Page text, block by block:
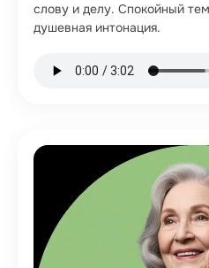
слову и делу. Спокойный
душевная интонация.